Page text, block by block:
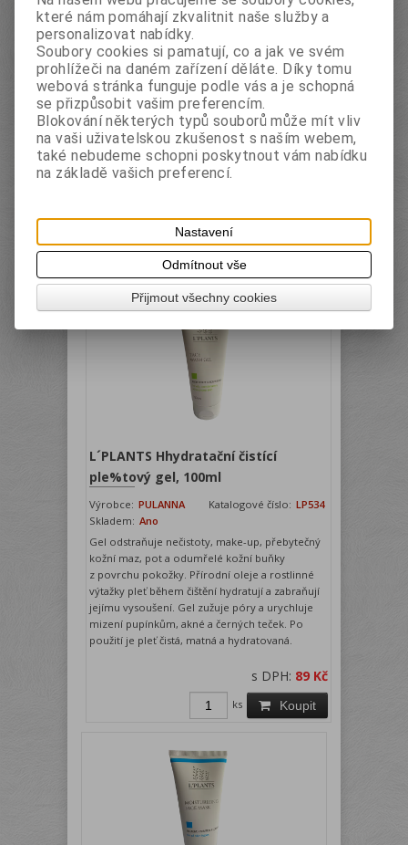
L´PLANTS Pleťový a oční krém
hydratační, 50ml
Výrobce: PULANNA Katalogové číslo: LP887
Skladem:Ano
Krém poskytuje pokožce okamžitou
hloubkovou hydrataci a udržuje ji hebkost a
komfort po celý den. Přírodní oleje, extrakty a
hedvábné proteiny pokožku vyhlazují, obnovují
vodní rovnováhu a vyhlazují jemné vrásky.
Krém zklidňuje zarudnutí. Díky lehké
ks
L´PLANTS Hhydratační čistící
ple%tový gel, 100ml
Výrobce: PULANNA Katalogové číslo: LP534
Skladem: Ano
Gel odstraňuje nečistoty, make-up, přebytečný
kožní maz, pot a odumřelé kožní buňky
z povrchu pokožky. Přírodní oleje a rostlinné
výtažky pleť během čištění hydratují a zabraňují
jejímu vysoušení. Gel zužuje póry a urychluje
mizení pupínkům, akné a černých teček. Po
použití je pleť čistá, matná a hydratovaná.
s DPH: 89 Kč
Koupit
ks
které nám pomáhají zkvalitnit naše služby a
personalizovat nabídky.
Soubory cookies si pamatují, co a jak ve svém
prohlížeči na daném zařízení děláte. Díky tomu
webová stránka funguje podle vás a je schopná
se přizpůsobit vašim preferencím.
Blokování některých typů souborů může mít vliv
na vaši uživatelskou zkušenost s naším webem,
také nebudeme schopni poskytnout vám nabídku
na základě vašich preferencí.
Nastavení
Odmítnout vše
Přijmout všechny cookies